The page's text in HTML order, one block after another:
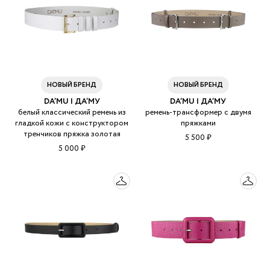
НОВЫЙ БРЕНД
DA’MU | ДА’МУ
белый классический ремень из
гладкой кожи с конструктором
тренчиков пряжка золотая
5 000 ₽
НОВЫЙ БРЕНД
DA’MU | ДА’МУ
ремень-трансформер с двумя
пряжками
5 500 ₽